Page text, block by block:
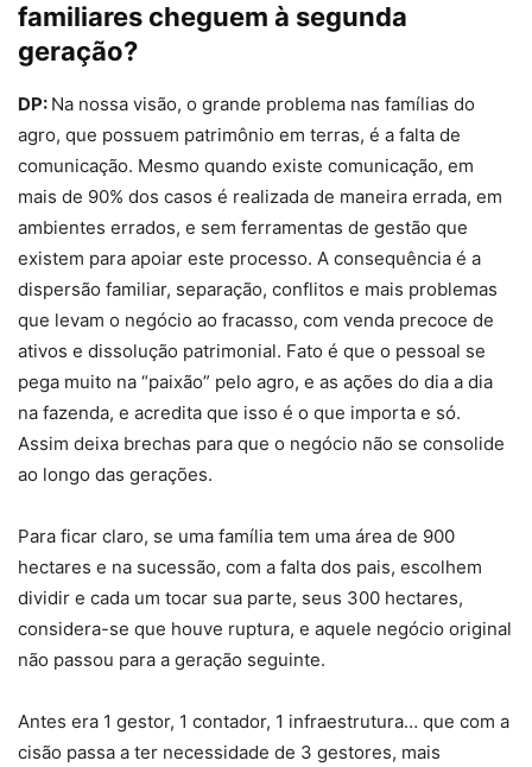
familiares cheguem à segunda
geração?
DP: Na nossa visão, o grande problema nas famílias do
agro, que possuem patrimônio em terras, é a falta de
comunicação. Mesmo quando existe comunicação, em
mais de 90% dos casos é realizada de maneira errada, em
ambientes errados, e sem ferramentas de gestão que
existem para apoiar este processo. A consequência é a
dispersão familiar, separação, conflitos e mais problemas
que levam o negócio ao fracasso, com venda precoce de
ativos e dissolução patrimonial. Fato é que o pessoal se
pega muito na “paixão” pelo agro, e as ações do dia a dia
na fazenda, e acredita que isso é o que importa e só.
Assim deixa brechas para que o negócio não se consolide
ao longo das gerações.
Para ficar claro, se uma família tem uma área de 900
hectares e na sucessão, com a falta dos pais, escolhem
dividir e cada um tocar sua parte, seus 300 hectares,
considera-se que houve ruptura, e aquele negócio original
não passou para a geração seguinte.
Antes era 1 gestor, 1 contador, 1 infraestrutura… que com a
cisão passa a ter necessidade de 3 gestores, mais